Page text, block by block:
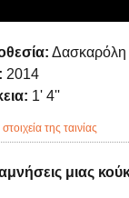
Δασκαρόλη
2014
1' 4''
της ταινίας
μιας